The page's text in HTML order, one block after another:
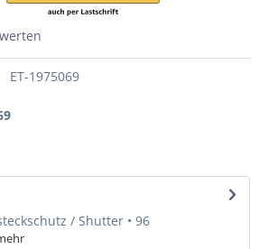
ET-1975069
/ Shutter • 96